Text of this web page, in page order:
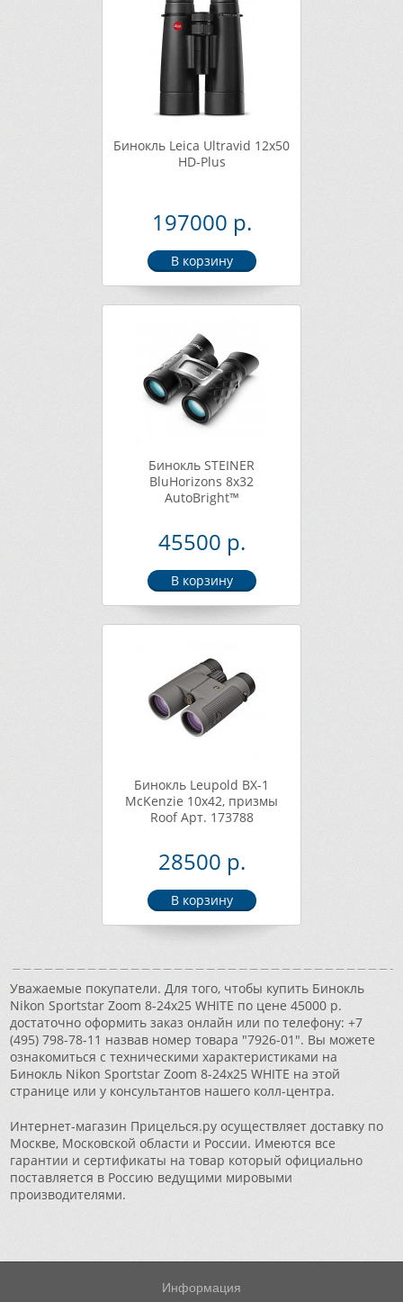
Бинокль Leica Ultravid 12x50
HD-Plus
197000 р.
Бинокль STEINER
BluHorizons 8x32
AutoBright™
45500 р.
Бинокль Leupold BX-1
McKenzie 10x42, призмы
Roof Арт. 173788
28500 р.
Уважаемые покупатели. Для того, чтобы купить Бинокль
Nikon Sportstar Zoom 8-24х25 WHITE по цене 45000 р.
достаточно оформить заказ онлайн или по телефону: +7
(495) 798-78-11 назвав номер товара "7926-01". Вы можете
ознакомиться с техническими характеристиками на
Бинокль Nikon Sportstar Zoom 8-24х25 WHITE на этой
странице или у консультантов нашего колл-центра.
Интернет-магазин Прицелься.ру осуществляет доставку по
Москве, Московской области и России. Имеются все
гарантии и сертификаты на товар который официально
поставляется в Россию ведущими мировыми
производителями.
Информация